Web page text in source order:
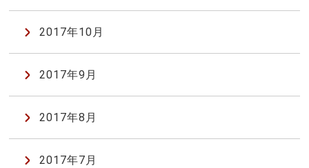
2017年10月
2017年9月
2017年8月
2017年7月